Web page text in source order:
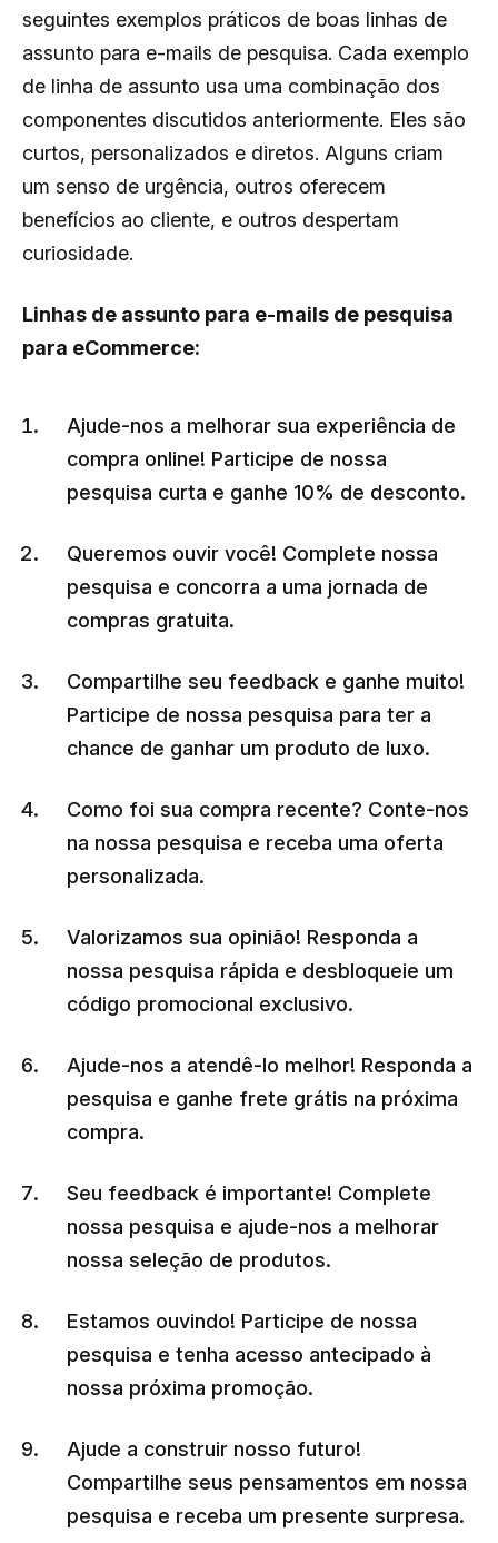
seguintes exemplos práticos de boas linhas de
assunto para e-mails de pesquisa. Cada exemplo
de linha de assunto usa uma combinação dos
componentes discutidos anteriormente. Eles são
curtos, personalizados e diretos. Alguns criam
um senso de urgência, outros oferecem
benefícios ao cliente, e outros despertam
curiosidade.
Linhas de assunto para e-mails de pesquisa
para eCommerce:
Ajude-nos a melhorar sua experiência de
compra online! Participe de nossa
pesquisa curta e ganhe 10% de desconto.
Queremos ouvir você! Complete nossa
pesquisa e concorra a uma jornada de
compras gratuita.
Compartilhe seu feedback e ganhe muito!
Participe de nossa pesquisa para ter a
chance de ganhar um produto de luxo.
Como foi sua compra recente? Conte-nos
na nossa pesquisa e receba uma oferta
personalizada.
Valorizamos sua opinião! Responda a
nossa pesquisa rápida e desbloqueie um
código promocional exclusivo.
Ajude-nos a atendê-lo melhor! Responda a
pesquisa e ganhe frete grátis na próxima
compra.
Seu feedback é importante! Complete
nossa pesquisa e ajude-nos a melhorar
nossa seleção de produtos.
Estamos ouvindo! Participe de nossa
pesquisa e tenha acesso antecipado à
nossa próxima promoção.
Ajude a construir nosso futuro!
Compartilhe seus pensamentos em nossa
pesquisa e receba um presente surpresa.